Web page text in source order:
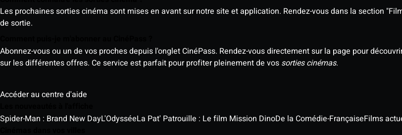
Les prochaines sorties cinéma sont mises en avant sur notre site et application. Rendez-vous dans la section
de sortie.
Abonnez-vous ou un de vos proches depuis l'onglet CinéPass. Rendez-vous directement sur la page pour
sur les différentes offres. Ce service est parfait pour profiter pleinement de vos sorties cinémas.
Accéder au centre d'aide
Spider-Man : Brand New DayL'OdysséeLa Pat' Patrouille : Le film Mission DinoDe la Comédie-FrançaiseFilms